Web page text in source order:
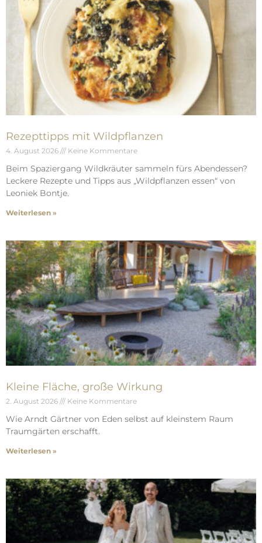
Rezepttipps mit Wildpflanzen
4. August 2026 Keine Kommentare
Beim Spaziergang Wildkräuter sammeln fürs Abendessen?
Leckere Rezepte und Tipps aus „Wildpflanzen essen“ von
Leoniek Bontje.
Weiterlesen »
Kleine Fläche, große Wirkung
2. August 2026 Keine Kommentare
Wie Arndt Gärtner von Eden selbst auf kleinstem Raum
Traumgärten erschafft.
Weiterlesen »